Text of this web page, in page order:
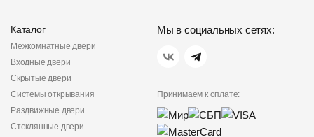
Каталог
Межкомнатные двери
Входные двери
Скрытые двери
Системы открывания
Раздвижные двери
Стеклянные двери
Мы в социальных сетях:
Принимаем к оплате: